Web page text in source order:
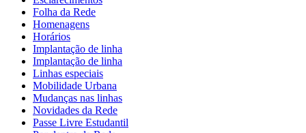
Folha da Rede
Homenagens
Horários
Implantação de linha
Implantação de linha
Linhas especiais
Mobilidade Urbana
Mudanças nas linhas
Novidades da Rede
Passe Livre Estudantil